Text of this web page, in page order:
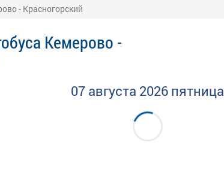
- Красногорский
Кемерово -
07 августа 2026 пятница